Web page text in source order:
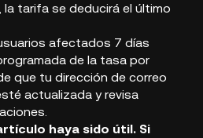
la tarifa se deducirá el último
afectados 7 días
de la tasa por
que tu dirección de correo
actualizada y revisa
haya sido útil. Si